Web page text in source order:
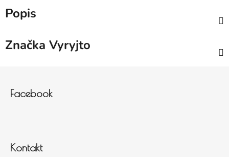
Popis
Značka Vyryjto
Facebook
Kontakt